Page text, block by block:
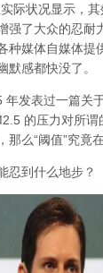
际状况显示，
强了大众的忍耐
种媒体自媒体提
默感都快没了。
年发表过一篇关
的压力对所谓
那么“阈值”究竟
忍到什么地步？